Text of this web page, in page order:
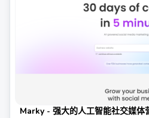
Marky - 强大的人工智能社交媒体